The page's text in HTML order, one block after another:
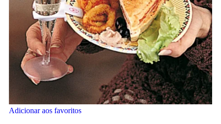
Adicionar aos favoritos